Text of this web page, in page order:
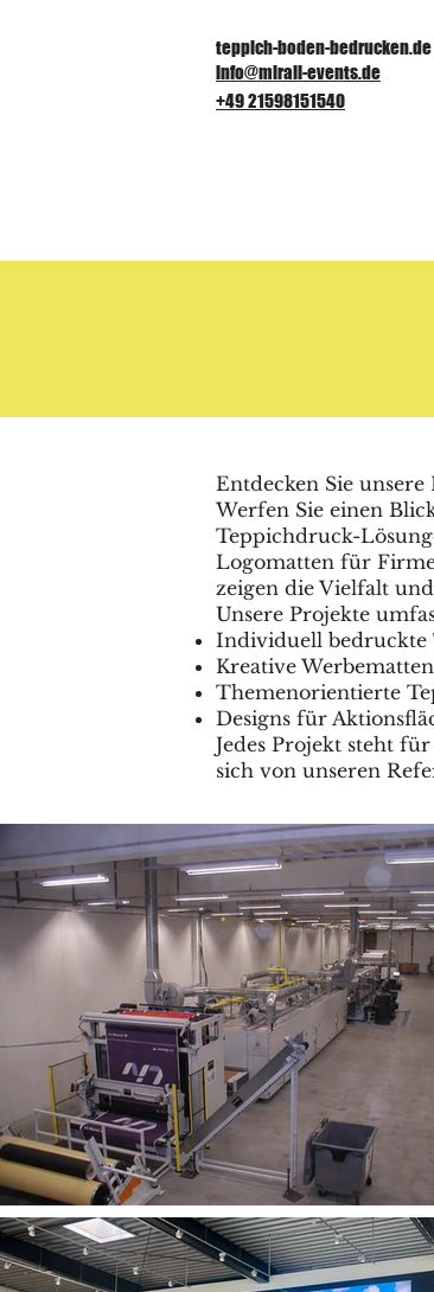
teppich-boden-bedrucken.de
info@mirali-events.de
+49 21598151540
Entdecken Sie
Werfen Sie einen
Teppichdruck-
Logomatten für
zeigen die Vielfalt
Unsere Projekte
Individuell bedruckte
Kreative
Themenorientierte
Designs für
Jedes Projekt steht
sich von unseren